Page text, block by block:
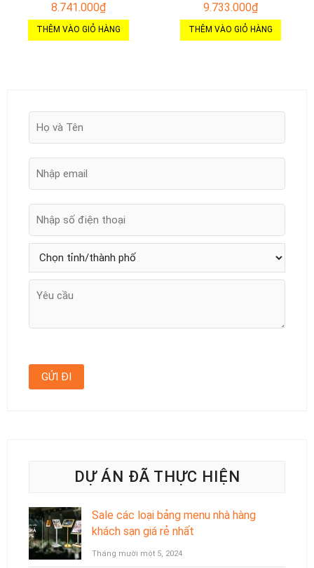
8.741.000₫
THÊM VÀO GIỎ HÀNG
9.733.000₫
THÊM VÀO GIỎ HÀNG
DỰ ÁN ĐÃ THỰC HIỆN
Sale các loại bảng menu nhà hàng
khách sạn giá rẻ nhất
Tháng mười một 5, 2024